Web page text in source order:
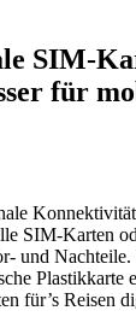
SIM-
für
SIM-Karten
und
Plastikkarte
für’s Reisen